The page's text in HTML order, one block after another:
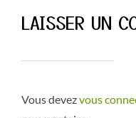
LAISSER UN
Vous devezvous